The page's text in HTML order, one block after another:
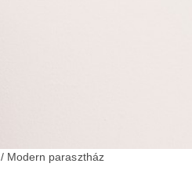
/ Modern parasztház